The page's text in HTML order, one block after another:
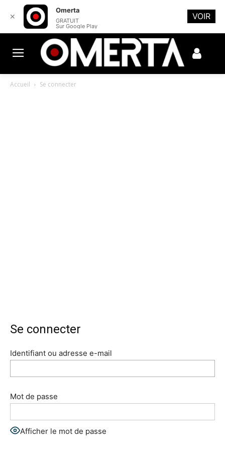
Accueil Se connecter
Se connecter
Identifiant ou adresse e-mail
Mot de passe
Afficher le mot de passe
✕
Omerta
GRATUIT
Sur Google Play
VOIR